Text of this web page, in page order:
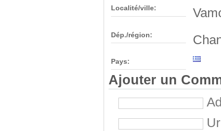
Localité/ville:
Dép./région:
Pays:
Ajouter un